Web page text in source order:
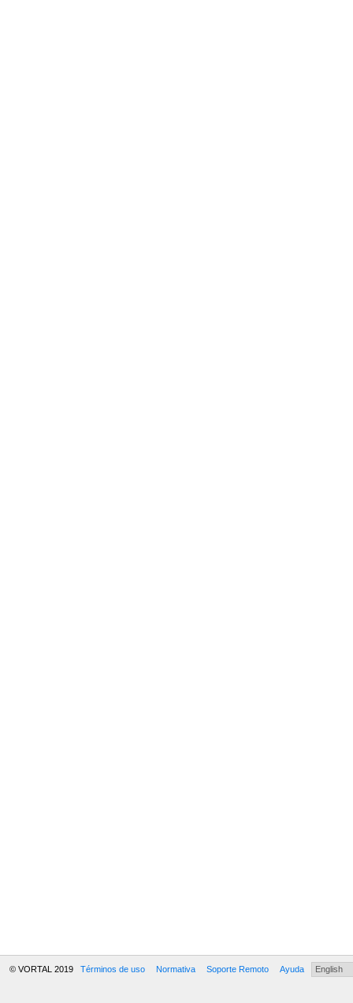
© VORTAL 2019 Términos de uso Normativa Soporte Remoto Ayuda